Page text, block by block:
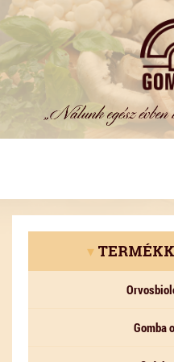
▾
Gomba